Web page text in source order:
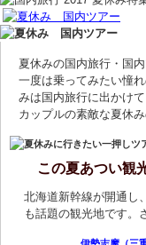
夏休みの国内旅行・国
一度は乗ってみたい憧
みは国内旅行に出かけ
カップルの素敵な夏休
この夏あつい観
北海道新幹線が開通し
も話題の観光地です。